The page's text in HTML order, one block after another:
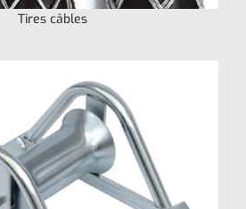
Tires câbles